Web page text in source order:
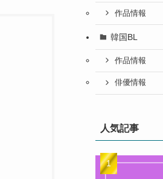
作品情報
韓国BL
作品情報
俳優情報
人気記事